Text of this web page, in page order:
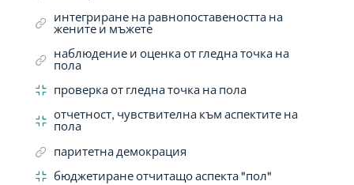
интегриране на равнопоставеността на
жените и мъжете
наблюдение и оценка от гледна точка на
пола
проверка от гледна точка на пола
отчетност, чувствителна към аспектите на
пола
паритетна демокрация
бюджетиране отчитащо аспекта "пол"